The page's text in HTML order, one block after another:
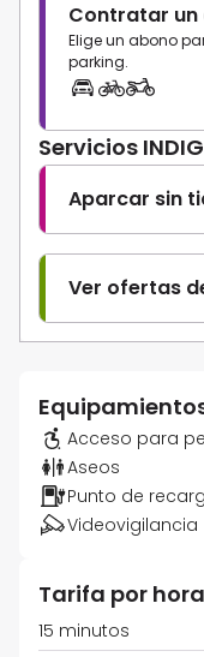
Contratar un
Elige un abono
parking.
Servicios
Aparcar sin
Ver ofertas
Acceso para
Aseos
Punto de
Videovigilancia
Tarifa por hora
15 minutos